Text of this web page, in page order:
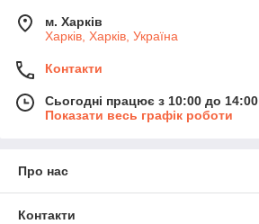
м. Харків
Харків, Харків, Україна
Контакти
Сьогодні працює з 10:00 до 14:00
Показати весь графік роботи
Про нас
Контакти